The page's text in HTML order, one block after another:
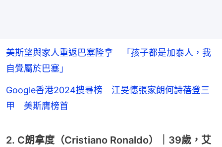
美斯望與家人重返巴塞隆拿 「孩子都是加泰人，我
自覺屬於巴塞」
Google香港2024搜尋榜 江旻憓張家朗何詩蓓登三
甲 美斯膺榜首
2. C朗拿度（Cristiano Ronaldo）｜39歲，艾